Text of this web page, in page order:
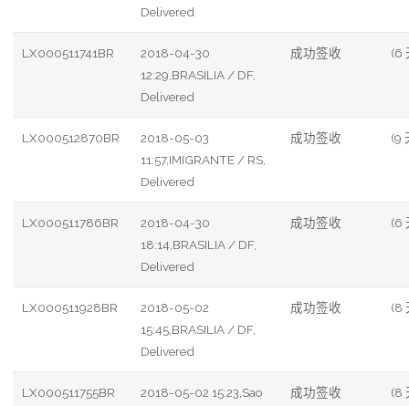
Delivered
LX000511741BR
2018-04-30
12:29,BRASILIA / DF,
Delivered
成功签收 (6
LX000512870BR
2018-05-03
11:57,IMIGRANTE / RS,
Delivered
成功签收 (9
LX000511786BR
2018-04-30
18:14,BRASILIA / DF,
Delivered
成功签收 (6
LX000511928BR
2018-05-02
15:45,BRASILIA / DF,
Delivered
成功签收 (8
LX000511755BR
2018-05-02 15:23,Sao
成功签收 (8